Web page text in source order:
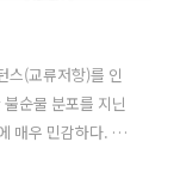
(교류저항)를 인
순물 분포를 지닌
매우 민감하다. 버
가변 동조 기구에